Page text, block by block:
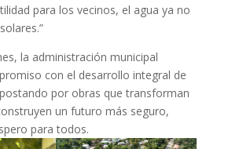
para los vecinos, el agua ya no
la administración municipal
con el desarrollo integral de
por obras que transforman
un futuro más seguro,
para todos.